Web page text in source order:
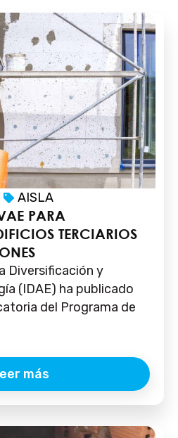
AISLA
PARA
TERCIARIOS
Diversificación y
(IDAE) ha publicado
del Programa de
más